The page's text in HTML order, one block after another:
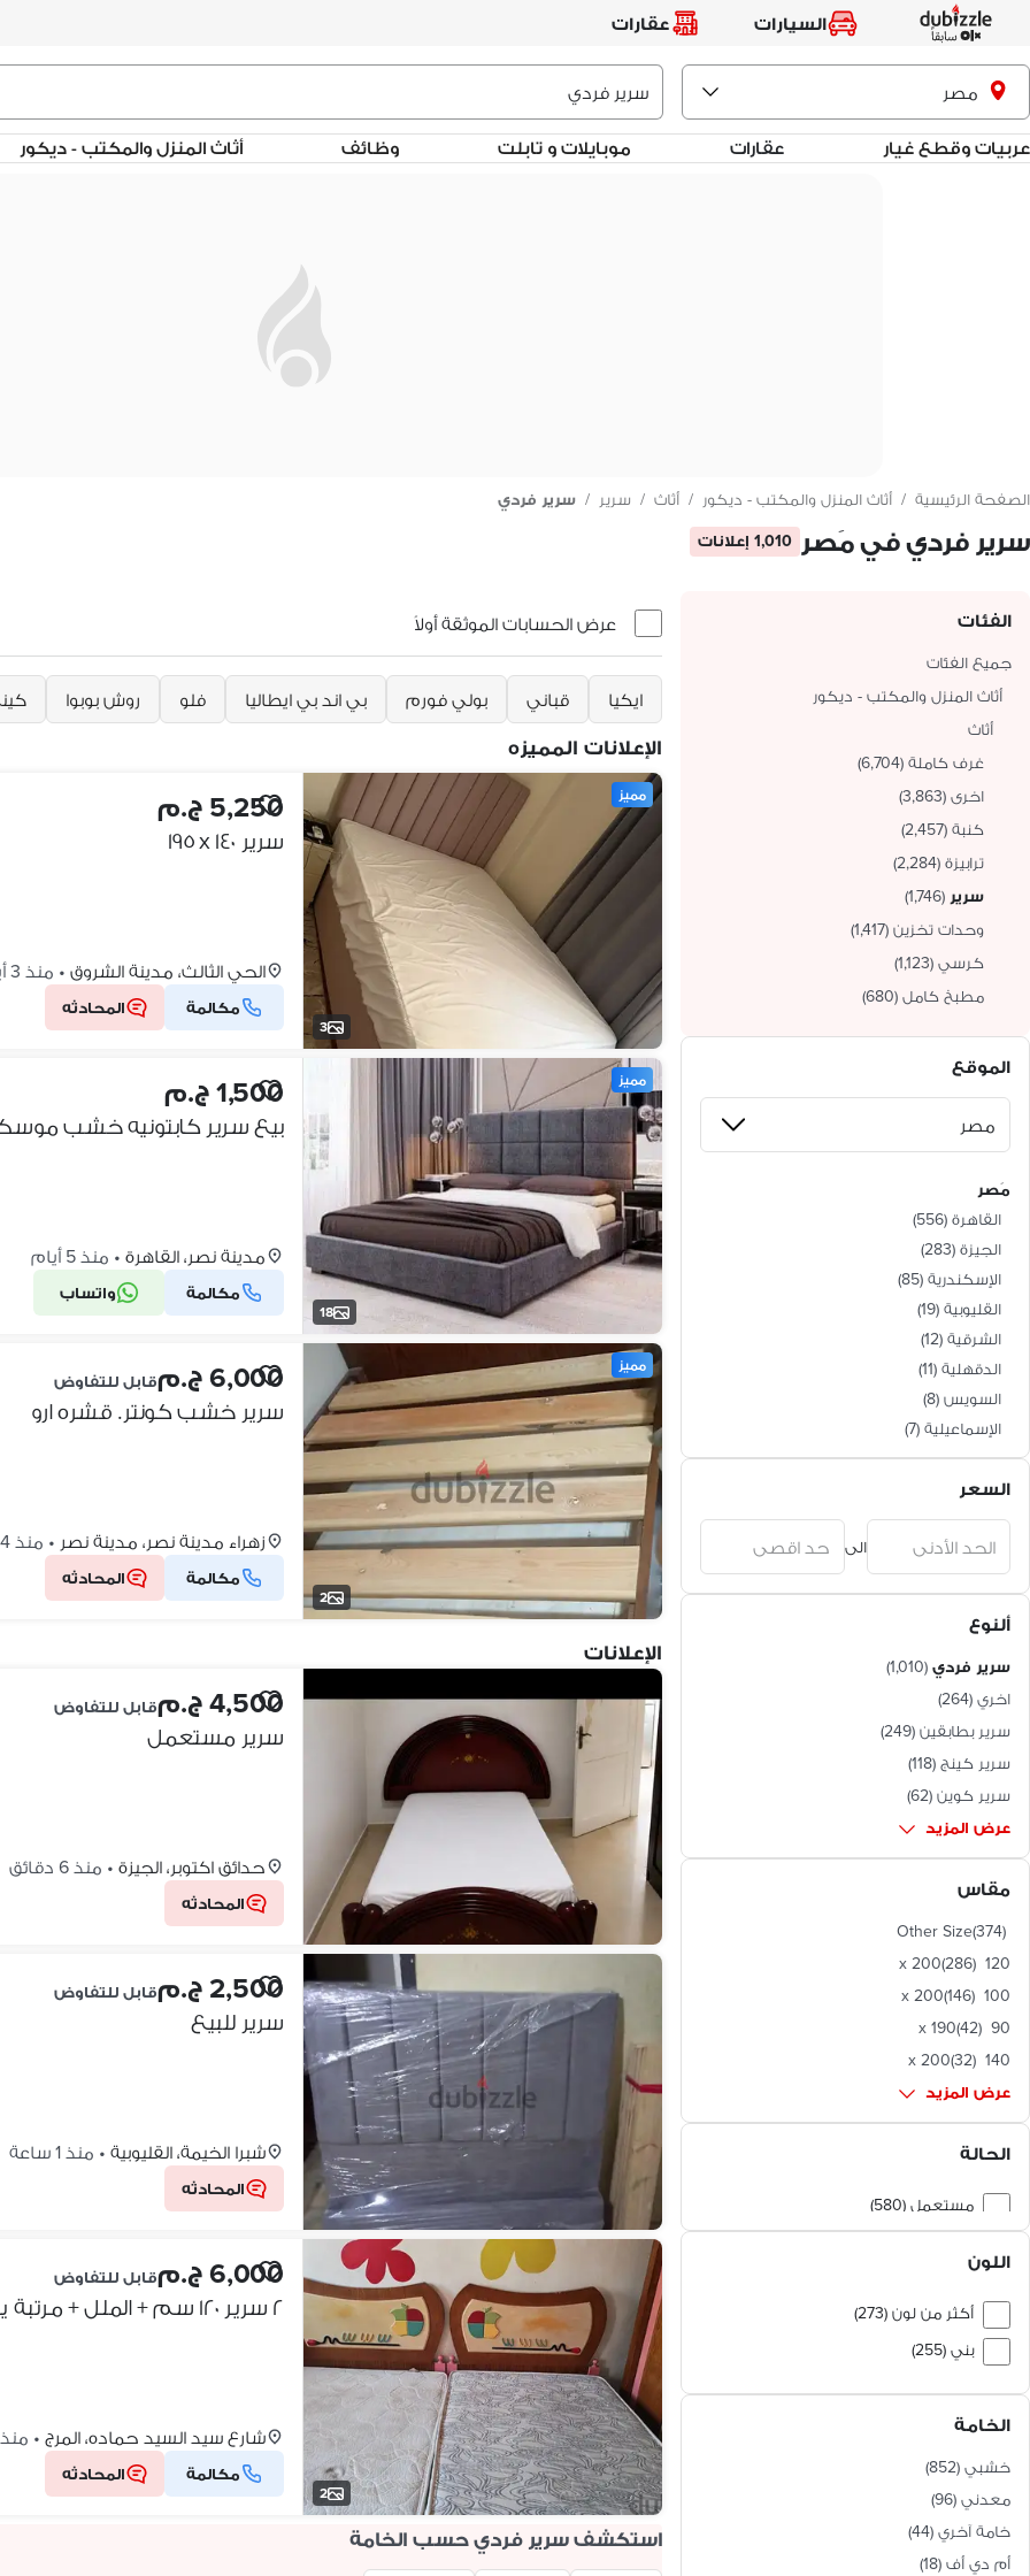
السيارات عقارات
مصر
عربيات وقطع غيار عقارات موبايلات و تابلت وظائف أثاث المنزل والمكتب - ديكور
الصفحة الرئيسية / أثاث المنزل والمكتب - ديكور / أثاث / سرير / سرير فردي
سرير فردي في مَصر 1,010 إعلانات
الفئات
جميع الفئات
أثاث المنزل والمكتب - ديكور
أثاث
غرف كاملة (
6,704
)
اخرى (
3,863
)
كنبة (
2,457
)
ترابيزة (
2,284
)
سرير (
1,746
)
وحدات تخزين (
1,417
)
كرسي (
1,123
)
مطبخ كامل (
680
)
الموقع
مَصر
القاهرة (
556
)
الجيزة (
283
)
الإسكندرية (
85
)
القليوبية (
19
)
الشرقية (
12
)
الدقهلية (
11
)
السويس (
8
)
الإسماعيلية (
7
)
البحر الأحمر (
6
)
المنوفية
الغربية (
5
)
البحيرة (
4
)
بورسعيد (
2
)
سوهاج
أسيوط (
1
)
كفر الشيخ
الفيوم (
1
)
السعر
الى
ألنوع
سرير فردي (
1,010
)
اخري (
264
)
سرير بطابقين (
249
)
سرير كينج (
118
)
سرير كوين (
62
)
عرض المزيد
مقاس
Other Size(374)
120 x 200
(286)
100 x 200
(146)
90 x 190
(42)
140 x 200
(32)
عرض المزيد
الحالة
مستعمل (580)
اللون
أكثر من لون (273)
بني (255)
بيج (72)
متاح جميع الألوان (68)
فضي (23)
أصفر (17)
أزرق (17)
الخامة
خشبي (
852
)
معدني (
96
)
خامة آخري (
44
)
أم دي أف (
18
)
عرض الحسابات الموثقة أولاً
ايكيا قباني بولي فورم بي اند بي ايطاليا فلو روش بوبوا
الإعلانات المميزه
3
مميز 5,250 ج.م
سرير ١٤٠ x ١٩٥
الحي الثالث، مدينة الشروق • منذ 3 أيام
مكالمة المحادثه
18
مميز 1,500 ج.م
بيع سرير كابتونيه خشب موسكي +
مدينة نصر، القاهرة • منذ 5 أيام
مكالمة واتساب
2
مميز 6,000 ج.م قابل للتفاوض
سرير خشب كونتر. قشره ارو
زهراء مدينة نصر، مدينة نصر • منذ 4 أيام
مكالمة المحادثه
الإعلانات
4,500 ج.م قابل للتفاوض
سرير مستعمل
حدائق اكتوبر، الجيزة • منذ 6 دقائق
المحادثه
2,500 ج.م قابل للتفاوض
سرير للبيع
شبرا الخيمة، القليوبية • منذ 1 ساعة
المحادثه
2
6,000 ج.م قابل للتفاوض
٢ سرير ١٢٠ سم + الملل + مرتبة ينسن و احده فقط
شارع سيد السيد حماده، المرج • منذ 2
مكالمة المحادثه
استكشف سرير فردي حسب الخامة